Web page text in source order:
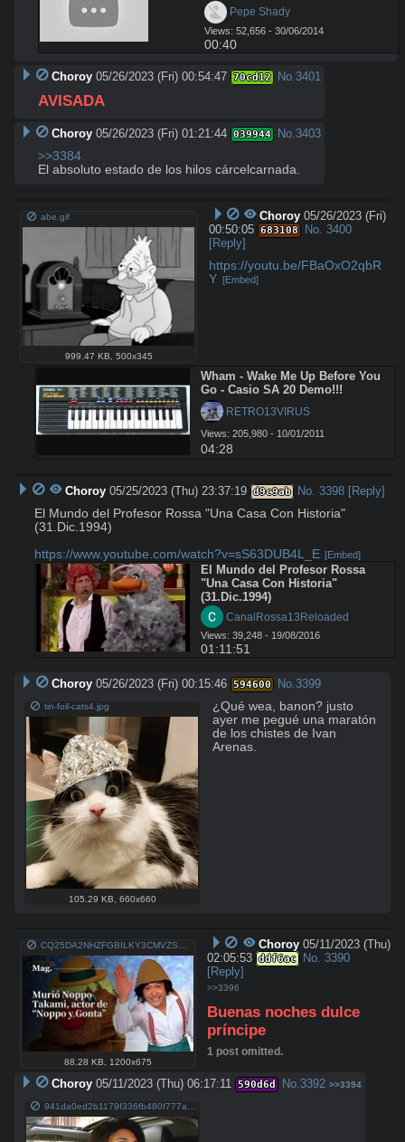
Pepe Shady
Views: 52,656 - 30/06/2014
00:40
Choroy 05/26/2023 (Fri) 00:54:47 70cd12 No. 3401
AVISADA
Choroy 05/26/2023 (Fri) 01:21:44 039944 No. 3403
>>3384
El absoluto estado de los hilos cárcelcarnada.
abe.gif
999.47 KB 500x345
Choroy 05/26/2023 (Fri)
00:50:05 683108 No. 3400
[Reply]
https://youtu.be/FBaOxO2qbR
Y [Embed]
Wham - Wake Me Up Before You
Go - Casio SA 20 Demo!!!
RETRO13VIRUS
Views: 205,980 - 10/01/2011
04:28
Choroy 05/25/2023 (Thu) 23:37:19 d9c9ab No. 3398 [Reply]
El Mundo del Profesor Rossa "Una Casa Con Historia"
(31.Dic.1994)
https://www.youtube.com/watch?v=sS63DUB4L_E [Embed]
El Mundo del Profesor Rossa
"Una Casa Con Historia"
(31.Dic.1994)
CanalRossa13Reloaded
Views: 39,248 - 19/08/2016
01:11:51
Choroy 05/26/2023 (Fri) 00:15:46 594600 No.3399
tin-foil-cats4.jpg
105.29 KB, 660x660
¿Qué wea, banon? justo
ayer me pegué una maratón
de los chistes de Ivan
Arenas.
88.28 KB 1200x675
Choroy 05/11/2023 (Thu)
02:05:53 ddf6ac No. 3390
[Reply]
>>3396
Buenas noches dulce
príncipe
1 post omitted.
Choroy 05/11/2023 (Thu) 06:17:11 590d6d No. 3392 >>3394